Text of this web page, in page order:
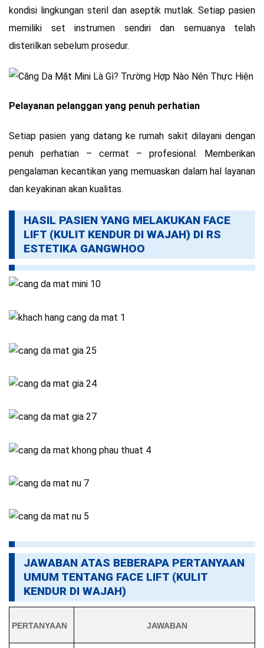
kondisi lingkungan steril dan aseptik mutlak. Setiap pasien
memiliki set instrumen sendiri dan semuanya telah
disterilkan sebelum prosedur.
Pelayanan pelanggan yang penuh perhatian
Setiap pasien yang datang ke rumah sakit dilayani dengan
penuh perhatian – cermat – profesional. Memberikan
pengalaman kecantikan yang memuaskan dalam hal layanan
dan keyakinan akan kualitas.
HASIL PASIEN YANG MELAKUKAN FACE
LIFT (KULIT KENDUR DI WAJAH) DI RS
ESTETIKA GANGWHOO
JAWABAN ATAS BEBERAPA PERTANYAAN
UMUM TENTANG FACE LIFT (KULIT
KENDUR DI WAJAH)
PERTANYAAN JAWABAN